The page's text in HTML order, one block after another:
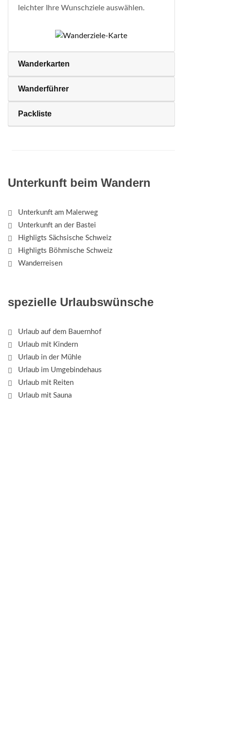
leichter Ihre Wunschziele auswählen.
Wanderkarten
Wanderführer
Packliste
Unterkunft beim Wandern
Unterkunft am Malerweg
Unterkunft an der Bastei
Highligts Sächsische Schweiz
Highligts Böhmische Schweiz
Wanderreisen
spezielle Urlaubswünsche
Urlaub auf dem Bauernhof
Urlaub mit Kindern
Urlaub in der Mühle
Urlaub im Umgebindehaus
Urlaub mit Reiten
Urlaub mit Sauna